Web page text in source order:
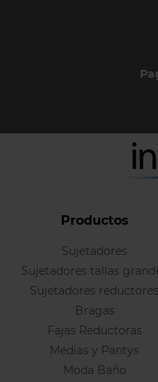
Productos
Sujetadores
Sujetadores tallas
Sujetadores reductores
Bragas
Fajas Reductoras
Medias y Pantys
Moda Baño